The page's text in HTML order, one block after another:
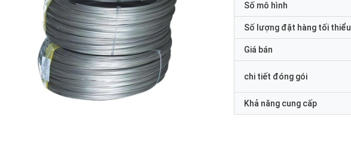
Số mô hình
Số lượng đặt hàng tối thiểu
Giá bán
chi tiết đóng gói
Khả năng cung cấp